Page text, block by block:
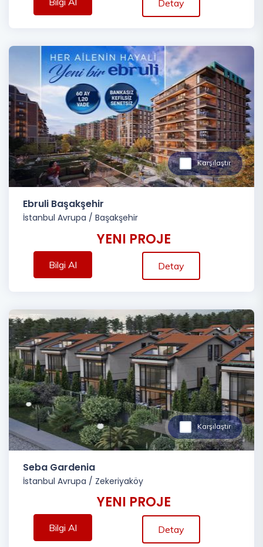
Detay
Karşılaştır
Ebruli Başakşehir
İstanbul Avrupa / Başakşehir
YENI PROJE
Bilgi Al Detay
Karşılaştır
Seba Gardenia
İstanbul Avrupa / Zekeriyaköy
YENI PROJE
Bilgi Al Detay